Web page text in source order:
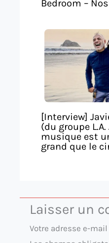
Bedroom –
[Interview]
(du groupe L.A.
musique est
grand que le
Laisser un
Votre adresse e-